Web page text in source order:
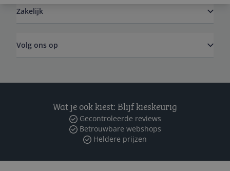
Zakelijk
Volg ons op
Wat je ook kiest: Blijf kieskeurig
Gecontroleerde reviews
Betrouwbare webshops
Heldere prijzen